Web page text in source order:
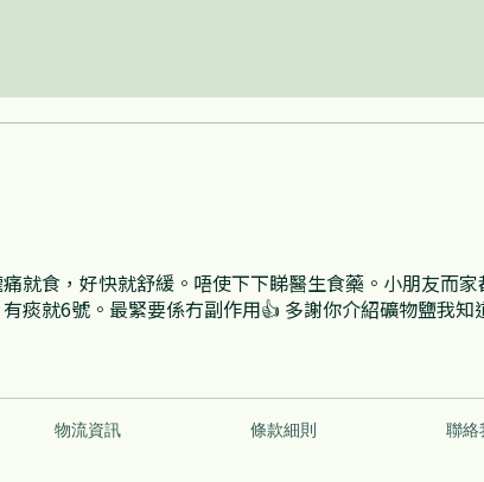
就食，好快就舒緩。唔使下下睇醫生食藥。小朋友而
痰就6號。最緊要係冇副作用👍 多謝你介紹礦物鹽我知
物流資訊 條款細則 聯絡